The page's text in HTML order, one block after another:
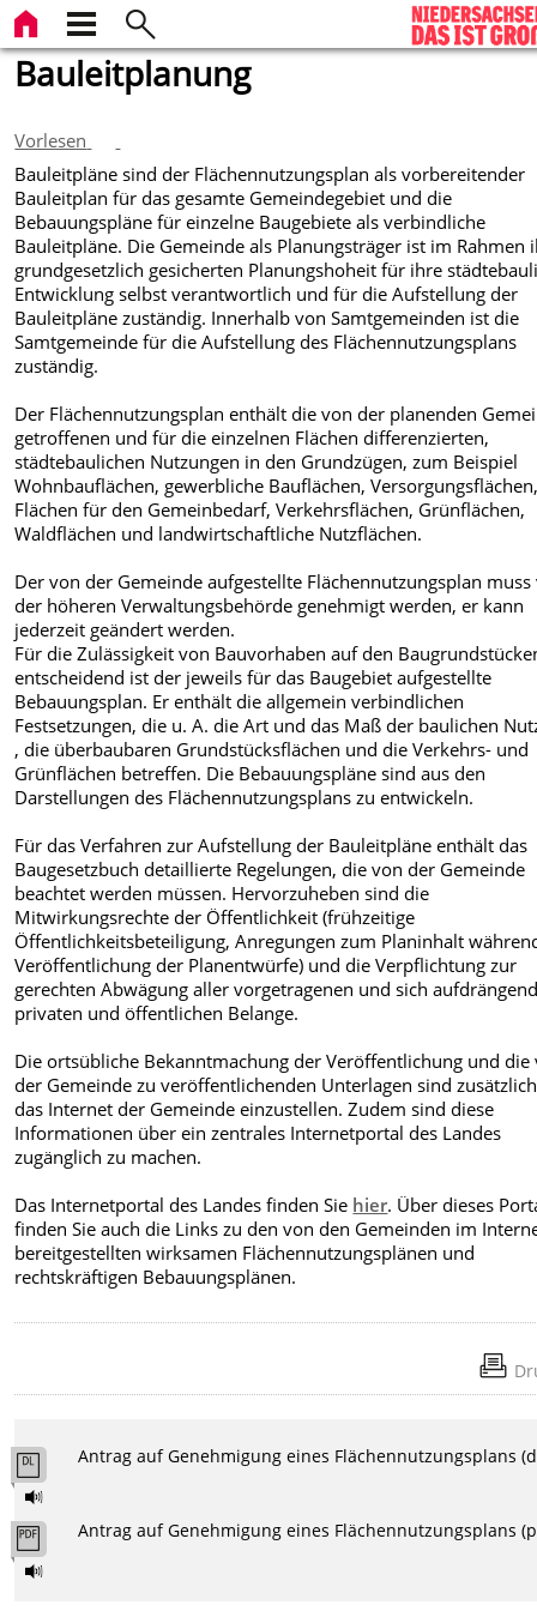
Bauleitplanung
Vorlesen
Bauleitpläne sind der Flächennutzungsplan als vorbereitender
Bauleitplan für das gesamte Gemeindegebiet und die
Bebauungspläne für einzelne Baugebiete als verbindliche
Bauleitpläne. Die Gemeinde als Planungsträger ist im Rahmen
grundgesetzlich gesicherten Planungshoheit für ihre
Entwicklung selbst verantwortlich und für die Aufstellung der
Bauleitpläne zuständig. Innerhalb von Samtgemeinden ist die
Samtgemeinde für die Aufstellung des Flächennutzungsplans
zuständig.
Der Flächennutzungsplan enthält die von der planenden
getroffenen und für die einzelnen Flächen differenzierten,
städtebaulichen Nutzungen in den Grundzügen, zum Beispiel
Wohnbauflächen, gewerbliche Bauflächen,
Flächen für den Gemeinbedarf, Verkehrsflächen, Grünflächen,
Waldflächen und landwirtschaftliche Nutzflächen.
Der von der Gemeinde aufgestellte Flächennutzungsplan muss
der höheren Verwaltungsbehörde genehmigt werden, er kann
jederzeit geändert werden.
Für die Zulässigkeit von Bauvorhaben auf den
entscheidend ist der jeweils für das Baugebiet aufgestellte
Bebauungsplan. Er enthält die allgemein verbindlichen
Festsetzungen, die u. A. die Art und das Maß der baulichen
, die überbaubaren Grundstücksflächen und die Verkehrs- und
Grünflächen betreffen. Die Bebauungspläne sind aus den
Darstellungen des Flächennutzungsplans zu entwickeln.
Für das Verfahren zur Aufstellung der Bauleitpläne enthält das
Baugesetzbuch detaillierte Regelungen, die von der Gemeinde
beachtet werden müssen. Hervorzuheben sind die
Mitwirkungsrechte der Öffentlichkeit (frühzeitige
Öffentlichkeitsbeteiligung, Anregungen zum Planinhalt
Veröffentlichung der Planentwürfe) und die Verpflichtung zur
gerechten Abwägung aller vorgetragenen und sich
privaten und öffentlichen Belange.
Die ortsübliche Bekanntmachung der Veröffentlichung und die
der Gemeinde zu veröffentlichenden Unterlagen sind
das Internet der Gemeinde einzustellen. Zudem sind diese
Informationen über ein zentrales Internetportal des Landes
zugänglich zu machen.
Das Internetportal des Landes finden Sie hier. Über dieses
finden Sie auch die Links zu den von den Gemeinden im
bereitgestellten wirksamen Flächennutzungsplänen und
rechtskräftigen Bebauungsplänen.
Antrag auf Genehmigung eines Flächennutzungsplans
Antrag auf Genehmigung eines Flächennutzungsplans